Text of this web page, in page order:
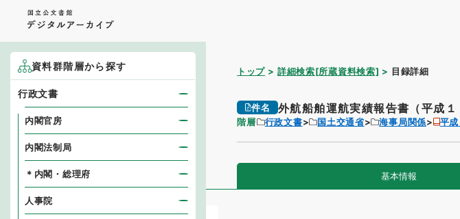
トップ 詳細検索[所蔵資料検索] 目録詳細
件名 外航船舶運航実績報告書（平成
階層 行政文書 国土交通省 海事局関係 平
基本情報
資料群階層から探す
行政文書
内閣官房
内閣法制局
＊内閣・総理府
人事院